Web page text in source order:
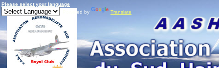
Please select your language
Powered by
Translate